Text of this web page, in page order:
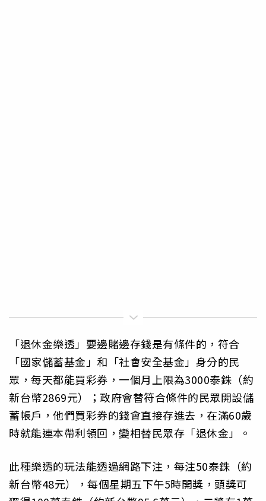
「退休金樂透」要邊賭邊存錢是有條件的，符合
「國家儲蓄基金」和「社會安全基金」身分的民
眾，每天都能買彩券，一個月上限為3000泰銖（約
新台幣2869元）；政府會替符合條件的民眾開設儲
蓄帳戶，他們買彩券的錢會直接存進去，在滿60歲
時就能連本帶利領回，變相替民眾存「退休金」。
此種樂透的玩法能透過網路下注，每注50泰銖（約
新台幣48元），每個星期五下午5時開獎，頭獎可